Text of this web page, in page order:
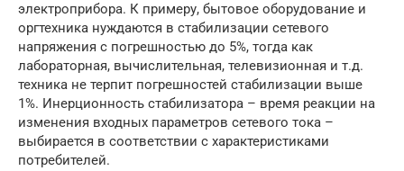
электроприбора. К примеру, бытовое оборудование и
оргтехника нуждаются в стабилизации сетевого
напряжения с погрешностью до 5%, тогда как
лабораторная, вычислительная, телевизионная и т.д.
техника не терпит погрешностей стабилизации выше
1%. Инерционность стабилизатора – время реакции на
изменения входных параметров сетевого тока –
выбирается в соответствии с характеристиками
потребителей.